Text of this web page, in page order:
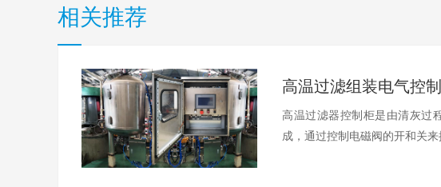
相关推荐
高温过滤器控制柜是由清灰过
成，通过控制电磁阀的开和关来